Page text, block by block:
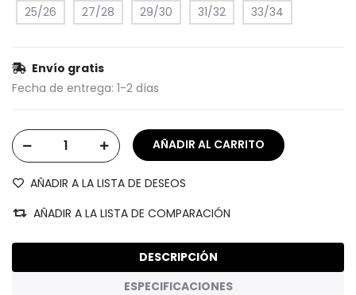
25/26 27/28 29/30 31/32 33/34
Envío gratis
Fecha de entrega: 1-2 días
AÑADIR A LA LISTA DE DESEOS
AÑADIR A LA LISTA DE COMPARACIÓN
DESCRIPCIÓN
ESPECIFICACIONES